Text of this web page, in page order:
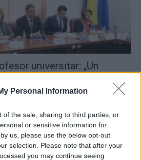
Personal Information
of the sale, sharing to third parties, or
or sensitive information for
us, please use the below opt-out
selection. Please note that after your
you may continue seeing
universitar: „Un
2022
Judiciare cu care
magistrații reformiști,...
2022